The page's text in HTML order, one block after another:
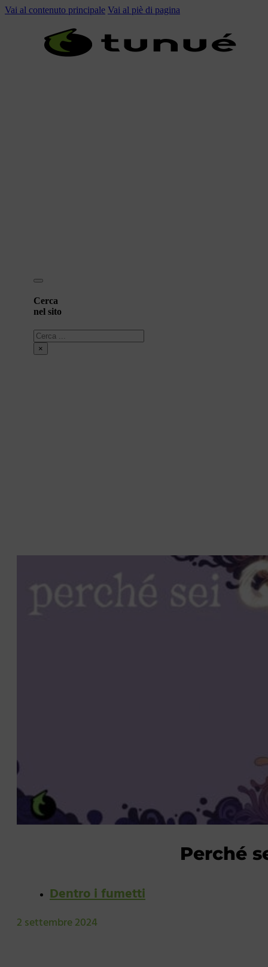
Vai al contenuto principale Vai al piè di pagina
Cerca
nel sito
Cerca
×
Perché
Dentro i fumetti
2 settembre 2024